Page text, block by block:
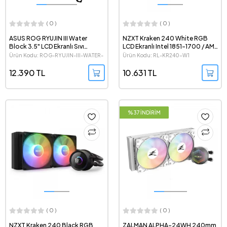
( 0 )
ASUS ROG RYUJIN III Water
Block 3.5" LCD Ekranlı Sıvı
Soğutma Su Bloğu
Ürün Kodu: ROG-RYUJIN-III-WATER-
12.390 TL
( 0 )
NZXT Kraken 240 White RGB
LCD Ekranlı Intel 1851-1700 / AMD
AM5 Uyumlu 240mm Beyaz
Ürün Kodu: RL-KR240-W1
10.631 TL
( 0 )
NZXT Kraken 240 Black RGB
%37 İNDİRİM
( 0 )
ZALMAN ALPHA-24WH 240mm